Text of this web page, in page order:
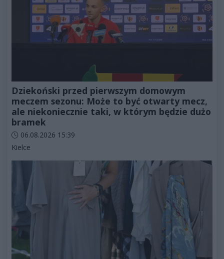
Dziekoński przed pierwszym domowym
meczem sezonu: Może to być otwarty mecz,
ale niekoniecznie taki, w którym będzie dużo
bramek
Data dodania artykułu:
06.08.2026 15:39
Kategorie artykułu:
Kielce